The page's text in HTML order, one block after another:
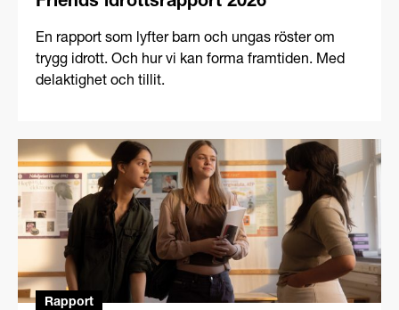
En rapport som lyfter barn och ungas röster om
trygg idrott. Och hur vi kan forma framtiden. Med
delaktighet och tillit.
Rapport